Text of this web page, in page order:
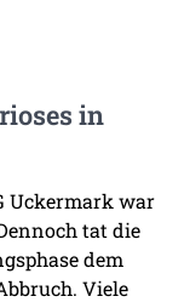
in
Uckermark war
tat die
dem
Viele